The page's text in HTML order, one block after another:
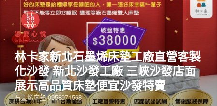
林卡家新北石墨烯床墊工廠直營客製
化沙發 新北沙發工廠 三峽沙發店面
展示高品質床墊便宜沙發特賣
石墨烯床墊 0958971568